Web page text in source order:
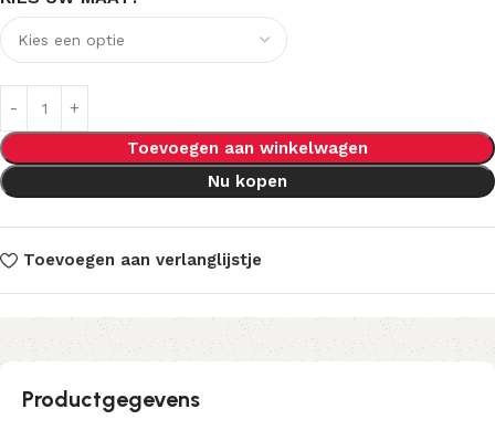
Toevoegen aan winkelwagen
Nu kopen
Toevoegen aan verlanglijstje
Productgegevens